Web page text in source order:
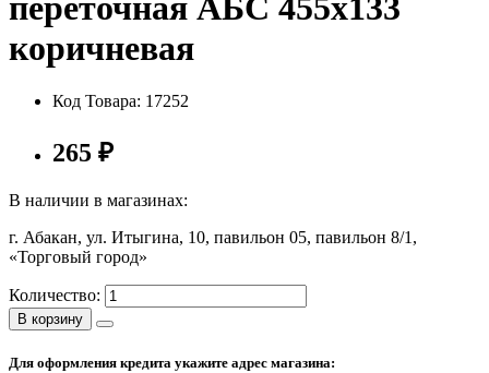
Все для бани
Полезные статьи
Новости и Акции
коричневая
Код Товара: 17252
265 ₽
В наличии в магазинах:
г. Абакан, ул. Итыгина, 10, павильон 05, павильон 8/1,
«Торговый город»
Количество:
В корзину
Для оформления кредита укажите адрес магазина: